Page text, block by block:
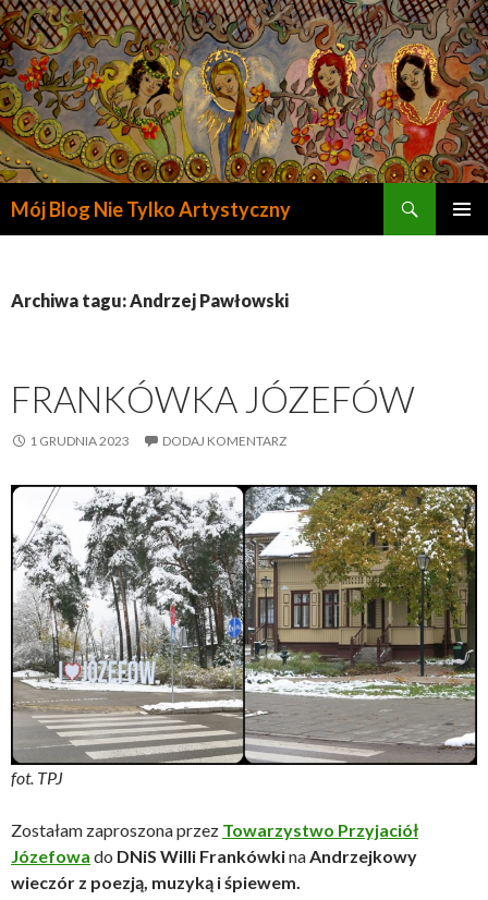
Mój Blog Nie Tylko Artystyczny
Archiwa tagu: Andrzej Pawłowski
FRANKÓWKA JÓZEFÓW
1 GRUDNIA 2023 DODAJ KOMENTARZ
fot. TPJ
Zostałam zaproszona przez Towarzystwo Przyjaciół
Józefowa do DNiS Willi Frankówkina Andrzejkowy
wieczór z poezją, muzyką i śpiewem.